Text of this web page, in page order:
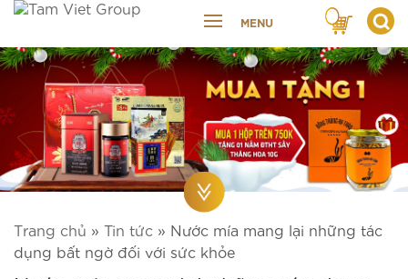
MENU
Trang chủ » Tin tức » Nước mía mang lại những tác
dụng bất ngờ đối với sức khỏe